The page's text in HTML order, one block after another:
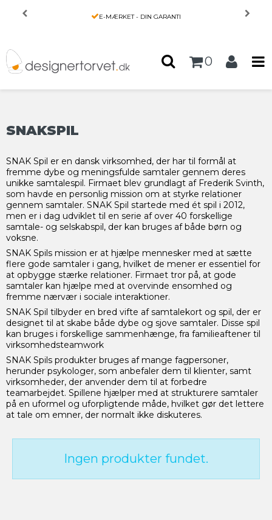
E-MÆRKET - DIN GARANTI
0
Forside
SNAKSPIL
SNAK Spil er en dansk virksomhed, der har til formål at
fremme dybe og meningsfulde samtaler gennem deres
unikke samtalespil. Firmaet blev grundlagt af Frederik Svinth,
som havde en personlig mission om at styrke relationer
gennem samtaler. SNAK Spil startede med ét spil i 2012,
men er i dag udviklet til en serie af over 40 forskellige
samtale- og selskabspil, der kan bruges af både børn og
voksne.
SNAK Spils mission er at hjælpe mennesker med at sætte
flere gode samtaler i gang, hvilket de mener er essentiel for
at opbygge stærke relationer. Firmaet tror på, at gode
samtaler kan hjælpe med at overvinde ensomhed og
fremme nærvær i sociale interaktioner.
SNAK Spil tilbyder en bred vifte af samtalekort og spil, der er
designet til at skabe både dybe og sjove samtaler. Disse spil
kan bruges i forskellige sammenhænge, fra familieaftener til
virksomhedsteamwork
SNAK Spils produkter bruges af mange fagpersoner,
herunder psykologer, som anbefaler dem til klienter, samt
virksomheder, der anvender dem til at forbedre
teamarbejdet. Spillene hjælper med at strukturere samtaler
på en uformel og uforpligtende måde, hvilket gør det lettere
at tale om emner, der normalt ikke diskuteres.
Ingen produkter fundet.